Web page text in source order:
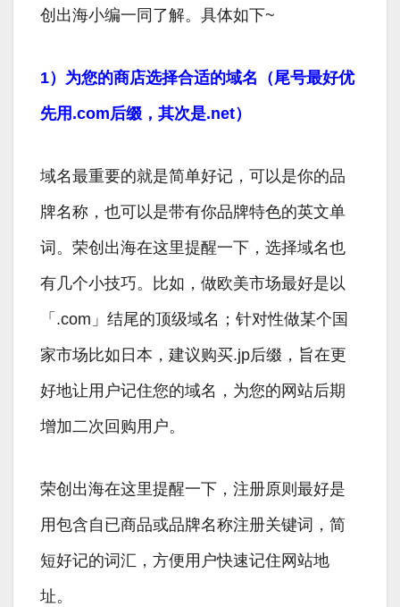
创出海小编一同了解。具体如下~
1）为您的商店选择合适的域名（尾号最好优
先用.com后缀，其次是.net）
域名最重要的就是简单好记，可以是你的品
牌名称，也可以是带有你品牌特色的英文单
词。荣创出海在这里提醒一下，选择域名也
有几个小技巧。比如，做欧美市场最好是以
「.com」结尾的顶级域名；针对性做某个国
家市场比如日本，建议购买.jp后缀，旨在更
好地让用户记住您的域名，为您的网站后期
增加二次回购用户。
荣创出海在这里提醒一下，注册原则最好是
用包含自已商品或品牌名称注册关键词，简
短好记的词汇，方便用户快速记住网站地
址。